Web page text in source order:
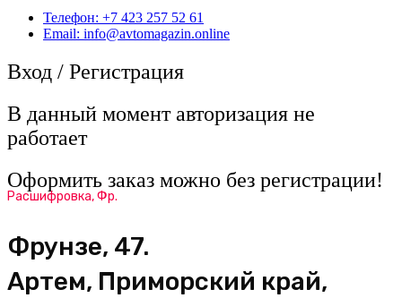
Телефон: +7 423 257 52 61
Email: info@avtomagazin.online
Вход / Регистрация
В данный момент авторизация не
работает
Оформить заказ можно без регистрации!
Расшифровка, Фр.
Фрунзе, 47.
Артем, Приморский край,